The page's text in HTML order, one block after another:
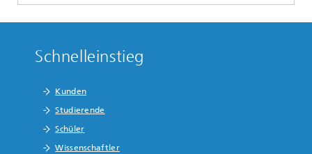
Schnelleinstieg
Kunden
Studierende
Schüler
Wissenschaftler